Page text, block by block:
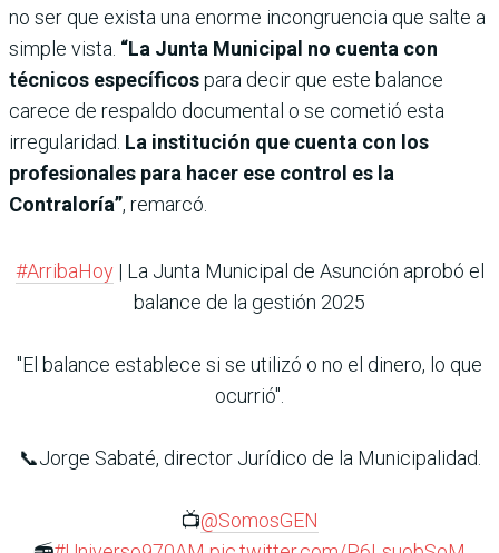
no ser que exista una enorme incongruencia que salte a
simple vista. “La Junta Municipal no cuenta con
técnicos específicospara decir que este balance
carece de respaldo documental o se cometió esta
irregularidad. La institución que cuenta con los
profesionales para hacer ese control es la
Contraloría”, remarcó.
#ArribaHoy| La Junta Municipal de Asunción aprobó el
balance de la gestión 2025
"El balance establece si se utilizó o no el dinero, lo que
ocurrió".
📞Jorge Sabaté, director Jurídico de la Municipalidad.
📺@SomosGEN